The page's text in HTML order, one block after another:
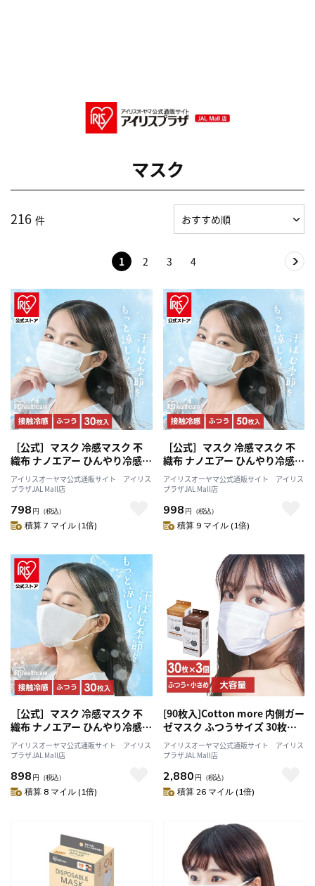
マスク
216 件
1 2 3 4
［公式］マスク 冷感マスク 不
織布 ナノエアー ひんやり冷感
プリーツマスク ふつうサイズ
30枚入 KMW-PN30 ホワイト ア
アイリスオーヤマ公式通販サイト アイリス
プラザJAL Mall店
798 円 （税込）
積算 7 マイル (1倍)
［公式］マスク 冷感マスク 不
織布 ナノエアー ひんやり冷感
プリーツマスク ふつうサイズ
50枚入 KMW-PN50 ホワイト ア
アイリスオーヤマ公式通販サイト アイリス
プラザJAL Mall店
998 円 （税込）
積算 9 マイル (1倍)
［公式］マスク 冷感マスク 不
織布 ナノエアー ひんやり冷感
立体マスク ふつうサイズ 30枚
入 KMW-RN30 ホワイト アイリ
アイリスオーヤマ公式通販サイト アイリス
プラザJAL Mall店
898 円 （税込）
積算 8 マイル (1倍)
[90枚入]Cotton more 内側ガー
ゼマスク ふつうサイズ 30枚×3
箱セット PK-G30M
アイリスオーヤマ公式通販サイト アイリス
プラザJAL Mall店
2,880 円 （税込）
積算 26 マイル (1倍)